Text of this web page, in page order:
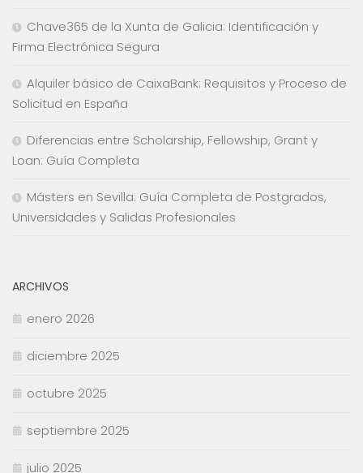
Chave365 de la Xunta de Galicia: Identificación y
Firma Electrónica Segura
Alquiler básico de CaixaBank: Requisitos y Proceso de
Solicitud en España
Diferencias entre Scholarship, Fellowship, Grant y
Loan: Guía Completa
Másters en Sevilla: Guía Completa de Postgrados,
Universidades y Salidas Profesionales
ARCHIVOS
enero 2026
diciembre 2025
octubre 2025
septiembre 2025
julio 2025